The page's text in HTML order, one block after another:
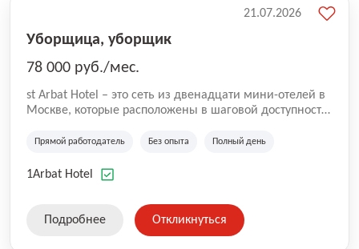
Уборщица, уборщик
78 000 руб./мес.
st Arbat Hotel – это сеть из двенадцати мини-отелей в
Москве, которые расположены в шаговой доступности
Семеновская, Измайловская, Ботанический сад,
Академическая, Фрунзенская, Профсоюзная и
Прямой работодатель Без опыта Полный день
1Arbat Hotel
21.07.2026
Подробнее Откликнуться